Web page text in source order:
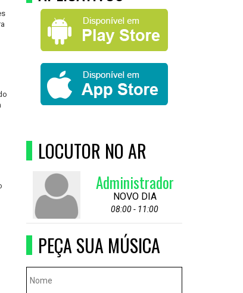
LOCUTOR NO AR
Administrador
NOVO DIA
08:00 - 11:00
PEÇA SUA MÚSICA